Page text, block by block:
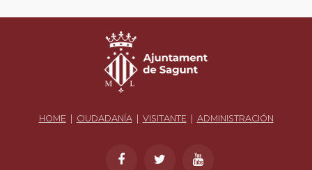
HOME CIUDADANÍA| VISITANTE ADMINISTRACIÓN